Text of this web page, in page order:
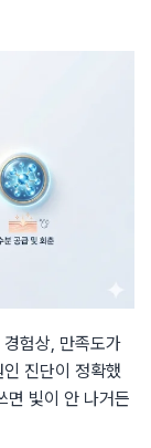
경험상, 만족도가
진단이 정확했
면 빛이 안 나거든